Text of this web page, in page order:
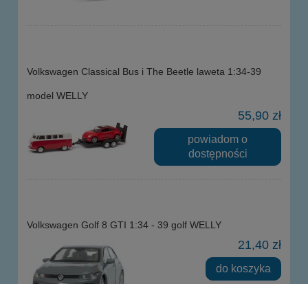
Volkswagen Classical Bus i The Beetle laweta 1:34-39
model WELLY
55,90 zł
powiadom o
dostępności
Volkswagen Golf 8 GTI 1:34 - 39 golf WELLY
21,40 zł
do koszyka